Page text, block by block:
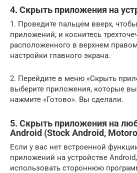
4. Скрыть приложения на
1. Проведите пальцем вверх,
приложений, и коснитесь
расположенного в верхнем
настройки главного экрана.
2. Перейдите в меню «Скрыть
выберите приложения, которые вы
нажмите «Готово». Вы сделали.
5. Скрыть приложения на
Android (Stock Android,
Если у вас нет встроенной
приложений на устройстве
использовать стороннюю